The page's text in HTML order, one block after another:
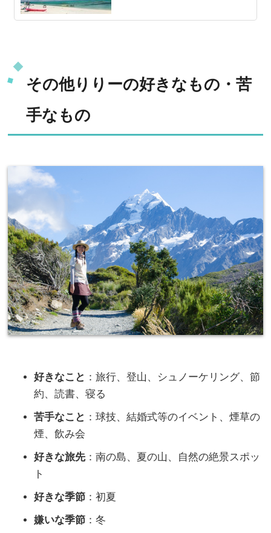
その他りりーの好きなもの・苦
手なもの
好きなこと ：旅行、登山、シュノーケリング、節
約、読書、寝る
苦手なこと ：球技、結婚式等のイベント、煙草の
煙、飲み会
好きな旅先：南の島、夏の山、自然の絶景スポッ
ト
好きな季節：初夏
嫌いな季節：冬